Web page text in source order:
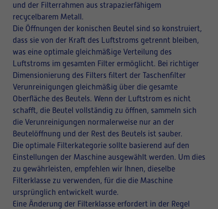
und der Filterrahmen aus strapazierfähigem
recycelbarem Metall.
Die Öffnungen der konischen Beutel sind so konstruiert,
dass sie von der Kraft des Luftstroms getrennt bleiben,
was eine optimale gleichmäßige Verteilung des
Luftstroms im gesamten Filter ermöglicht. Bei richtiger
Dimensionierung des Filters filtert der Taschenfilter
Verunreinigungen gleichmäßig über die gesamte
Oberfläche des Beutels. Wenn der Luftstrom es nicht
schafft, die Beutel vollständig zu öffnen, sammeln sich
die Verunreinigungen normalerweise nur an der
Beutelöffnung und der Rest des Beutels ist sauber.
Die optimale Filterkategorie sollte basierend auf den
Einstellungen der Maschine ausgewählt werden. Um dies
zu gewährleisten, empfehlen wir Ihnen, dieselbe
Filterklasse zu verwenden, für die die Maschine
ursprünglich entwickelt wurde.
Eine Änderung der Filterklasse erfordert in der Regel